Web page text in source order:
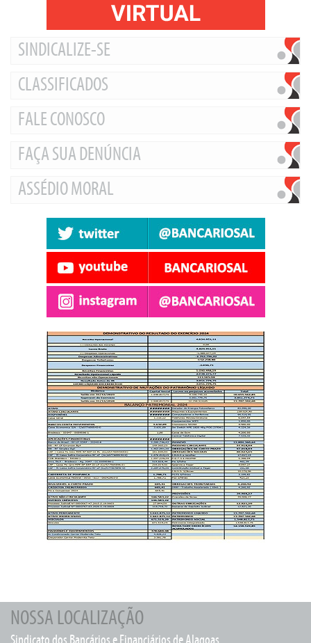
SINDICALIZE-SE
CLASSIFICADOS
FALE CONOSCO
FAÇA SUA DENÚNCIA
ASSÉDIO MORAL
NOSSA LOCALIZAÇÃO